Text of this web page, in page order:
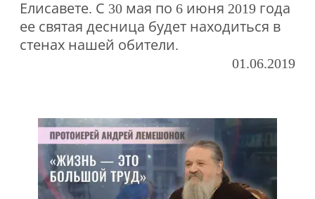
Елисавете. С 30 мая по 6 июня 2019 года
ее святая десница будет находиться в
стенах нашей обители.
01.06.2019